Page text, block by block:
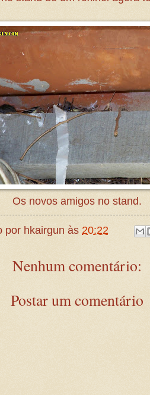
Os novos amigos no stand.
por hkairgun às20:22
Nenhum comentário:
Postar um comentário